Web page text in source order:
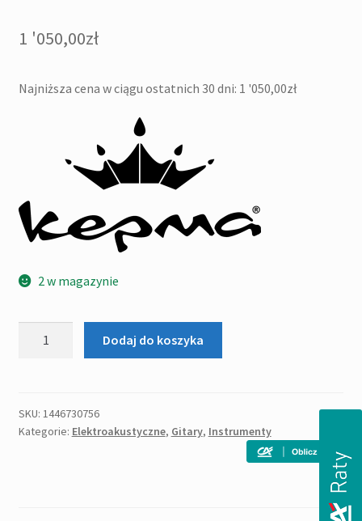
1 '050,00zł
Najniższa cena w ciągu ostatnich 30 dni: 1 '050,00zł
2 w magazynie
Gitara
elektro-
Dodaj do koszyka
SKU: 1446730756
Kategorie: Elektroakustyczne, Gitary, Instrumenty